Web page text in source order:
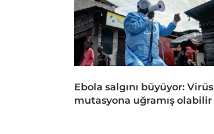
Ebola salgını büyüyor: Virüs
mutasyona uğramış olabilir